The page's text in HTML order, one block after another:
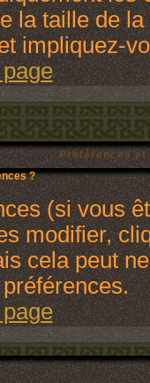
la taille de
impliquez-
Préférences
?
(si vous
modifier,
cela peut